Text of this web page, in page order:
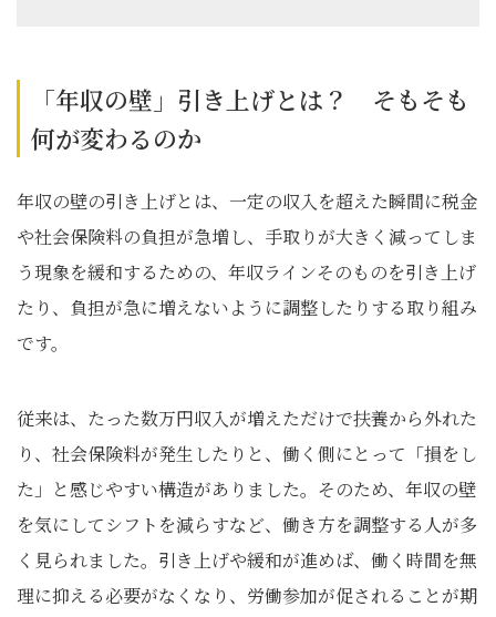
「年収の壁」引き上げとは？ そもそも
何が変わるのか
年収の壁の引き上げとは、一定の収入を超えた瞬間に税金
や社会保険料の負担が急増し、手取りが大きく減ってしま
う現象を緩和するための、年収ラインそのものを引き上げ
たり、負担が急に増えないように調整したりする取り組み
です。
従来は、たった数万円収入が増えただけで扶養から外れた
り、社会保険料が発生したりと、働く側にとって「損をし
た」と感じやすい構造がありました。そのため、年収の壁
を気にしてシフトを減らすなど、働き方を調整する人が多
く見られました。引き上げや緩和が進めば、働く時間を無
理に抑える必要がなくなり、労働参加が促されることが期